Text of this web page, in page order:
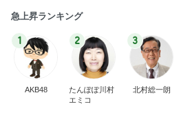
急上昇ランキング
1
AKB48
2
たんぽぽ川村
エミコ
3
北村総一朗